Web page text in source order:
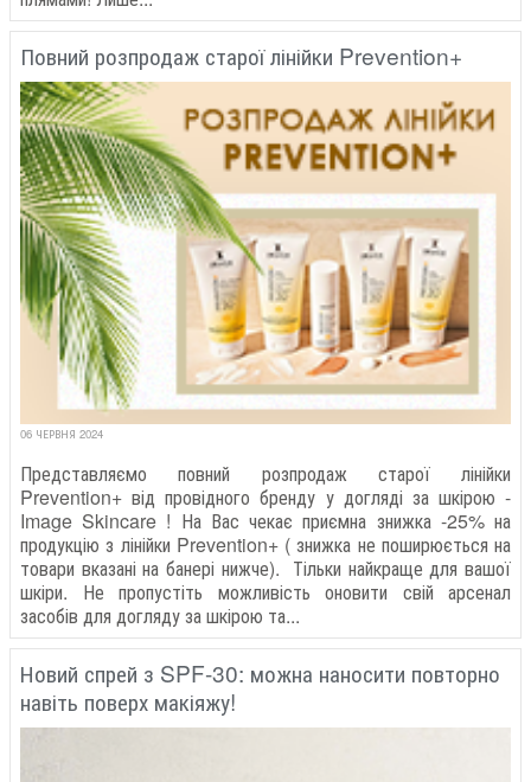
Повний розпродаж старої лінійки Prevention+
06 ЧЕРВНЯ 2024
Представляємо повний розпродаж старої лінійки
Prevention+ від провідного бренду у догляді за шкірою -
Image Skincare ! На Вас чекає приємна знижка -25% на
продукцію з лінійки Prevention+ ( знижка не поширюється на
товари вказані на банері нижче). Тільки найкраще для вашої
шкіри. Не пропустіть можливість оновити свій арсенал
засобів для догляду за шкірою та...
Новий спрей з SPF-30: можна наносити повторно
навіть поверх макіяжу!